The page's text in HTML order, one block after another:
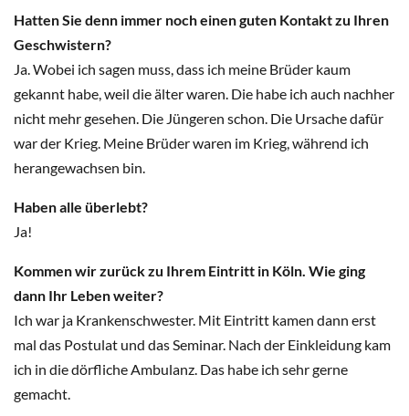
Hatten Sie denn immer noch einen guten Kontakt zu Ihren
Geschwistern?
Ja. Wobei ich sagen muss, dass ich meine Brüder kaum
gekannt habe, weil die älter waren. Die habe ich auch nachher
nicht mehr gesehen. Die Jüngeren schon. Die Ursache dafür
war der Krieg. Meine Brüder waren im Krieg, während ich
herangewachsen bin.
Haben alle überlebt?
Ja!
Kommen wir zurück zu Ihrem Eintritt in Köln. Wie ging
dann Ihr Leben weiter?
Ich war ja Krankenschwester. Mit Eintritt kamen dann erst
mal das Postulat und das Seminar. Nach der Einkleidung kam
ich in die dörfliche Ambulanz. Das habe ich sehr gerne
gemacht.